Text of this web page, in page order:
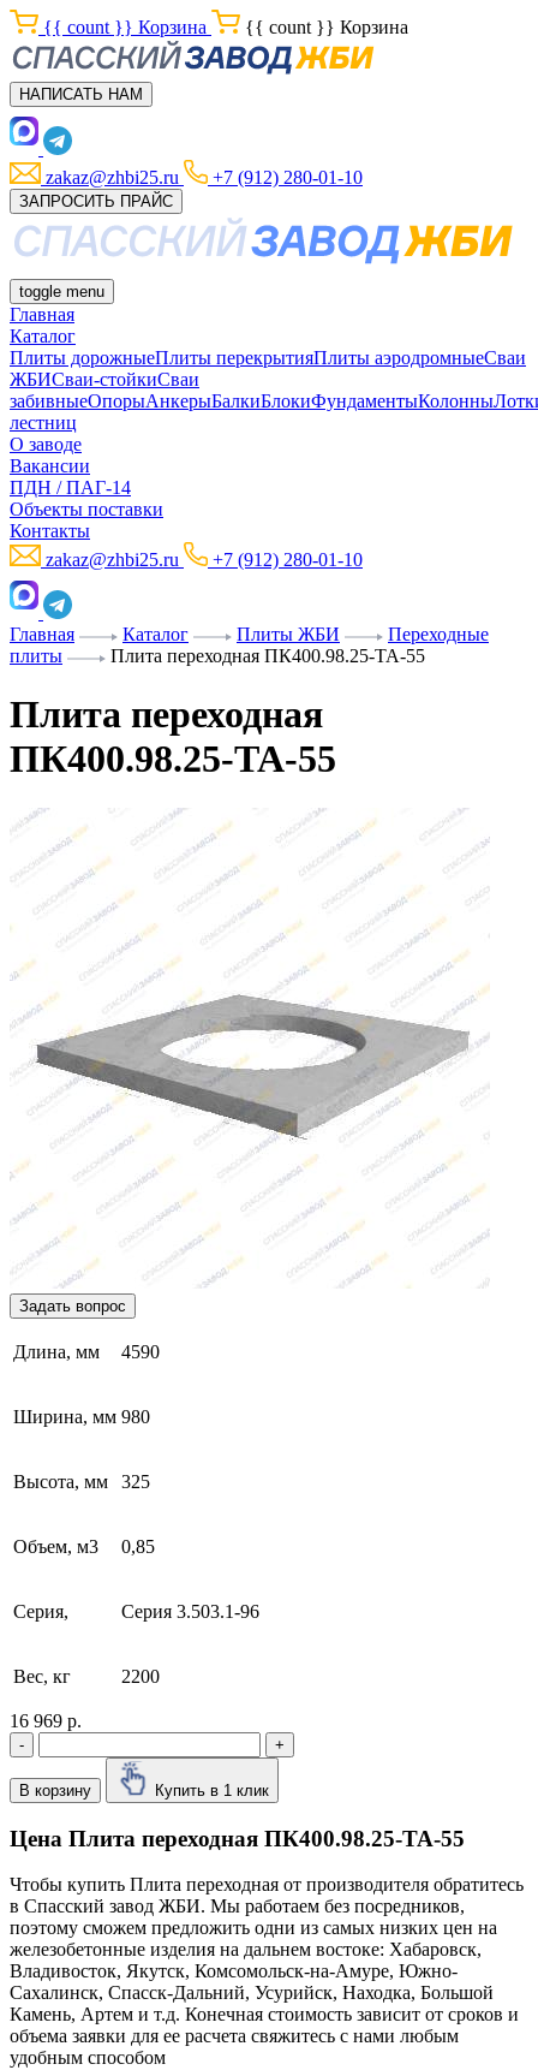
{{ count }} Корзина {{ count }} Корзина
НАПИСАТЬ НАМ
zakaz@zhbi25.ru +7 (912) 280-01-10
ЗАПРОСИТЬ ПРАЙС
toggle menu
Главная
Каталог
Плиты дорожныеПлиты перекрытияПлиты аэродромныеСваи
ЖБИСваи-стойкиСваи
забивныеОпорыАнкерыБалкиБлокиФундаментыКолонны
лестниц
О заводе
Вакансии
ПДН / ПАГ-14
Объекты поставки
Контакты
zakaz@zhbi25.ru
+7 (912) 280-01-10
Главная Каталог Плиты ЖБИ
Переходные
плиты
Плита переходная ПК400.98.25-ТА-55
Плита переходная
ПК400.98.25-ТА-55
Задать вопрос
Длина, мм 4590
Ширина, мм 980
Высота, мм 325
Объем, м3 0,85
Серия, Серия 3.503.1-96
Вес, кг 2200
16 969 р.
- +
В корзину Купить в 1 клик
Цена Плита переходная ПК400.98.25-ТА-55
Чтобы купить Плита переходная от производителя обратитесь
в Cпасский завод ЖБИ. Мы работаем без посредников,
поэтому сможем предложить одни из самых низких цен на
железобетонные изделия на дальнем востоке: Хабаровск,
Владивосток, Якутск, Комсомольск-на-Амуре, Южно-
Сахалинск, Спасск-Дальний, Усурийск, Находка, Большой
Камень, Артем и т.д. Конечная стоимость зависит от сроков и
объема заявки для ее расчета свяжитесь с нами любым
удобным способом